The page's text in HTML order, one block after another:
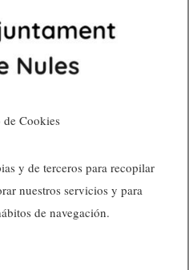
Cookies
y de terceros para recopilar
nuestros servicios y para
de navegación.